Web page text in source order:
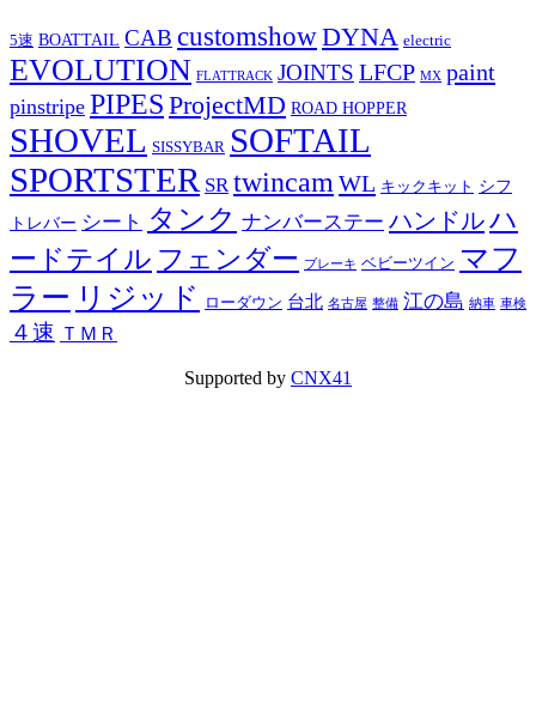
5速 BOATTAIL CAB customshowDYNA electric
EVOLUTION FLATTRACK JOINTS LFCP MX paint
pinstripe PIPES ProjectMD ROAD HOPPER
SHOVEL SISSYBAR SOFTAIL
SPORTSTER SR twincamWL キックキット シフ
トレバー シート タンク ナンバーステー ハンドルハ
ードテイル フェンダー ブレーキ ベビーツイン マフ
ラー リジッド ローダウン 台北 名古屋 整備 江の島 納車 車検
４速 ＴＭＲ
Supported by CNX41